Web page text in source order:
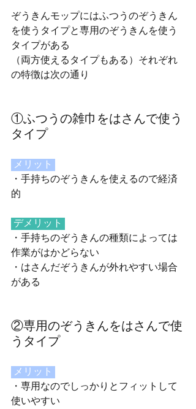
ぞうきんモップにはふつうのぞうきん
を使うタイプと専用のぞうきんを使う
タイプがある
（両方使えるタイプもある）それぞれ
の特徴は次の通り
①ふつうの雑巾をはさんで使う
タイプ
メリット
・手持ちのぞうきんを使えるので経済
的
デメリット
・手持ちのぞうきんの種類によっては
作業がはかどらない
・はさんだぞうきんが外れやすい場合
がある
②専用のぞうきんをはさんで使
うタイプ
メリット
・専用なのでしっかりとフィットして
使いやすい